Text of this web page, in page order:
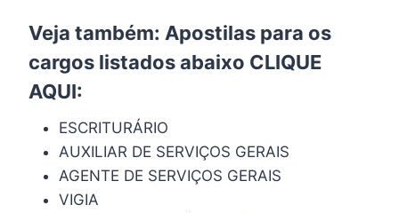
Veja também: Apostilas para os
cargos listados abaixo CLIQUE
AQUI:
ESCRITURÁRIO
AUXILIAR DE SERVIÇOS GERAIS
AGENTE DE SERVIÇOS GERAIS
VIGIA